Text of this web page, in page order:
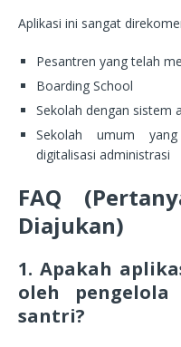
Aplikasi ini sangat
Pesantren yang telah
Boarding School
Sekolah dengan sistem
Sekolah umum
digitalisasi administrasi
FAQ
Diajukan)
1. Apakah
oleh
santri?